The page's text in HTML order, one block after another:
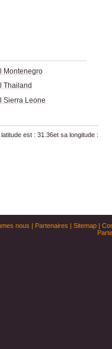
Montenegro
Thailand
Sierra Leone
est : 31.36et sa longitude :
nous | Partenaires | Sitemap|